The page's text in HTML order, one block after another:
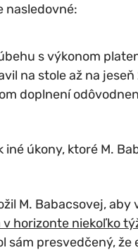
nasledovné:
s výkonom
na stole až na
doplnení
úkony, ktoré M.
M. Babacsovej, aby
horizonte niekoľko
sám presvedčený,